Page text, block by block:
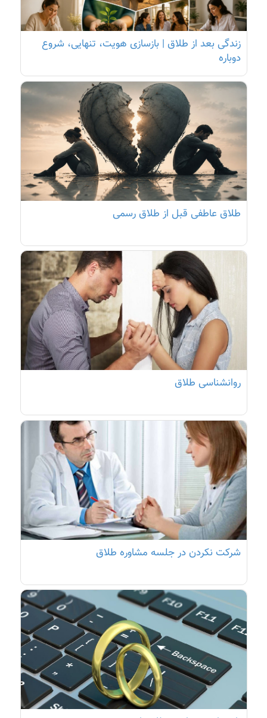
زندگی بعد از طلاق | بازسازی هویت، تنهایی، شروع
دوباره
طلاق عاطفی قبل از طلاق رسمی
روانشناسی طلاق
شرکت نکردن در جلسه مشاوره طلاق